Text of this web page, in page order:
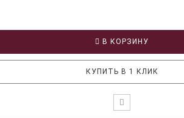
В КОРЗИНУ
КУПИТЬ В 1 КЛИК